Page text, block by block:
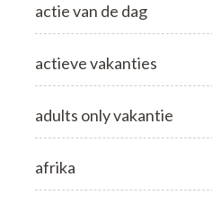
actie van de dag
actieve vakanties
adults only vakantie
afrika